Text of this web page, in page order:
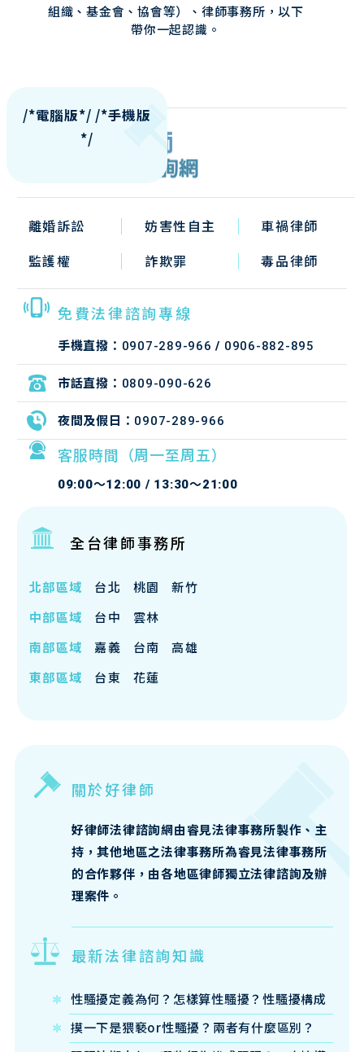
組織、基金會、協會等）、律師事務所，以下
帶你一起認識。
/*電腦版*/ /*手機版
*/
關於好律師
好律師法律諮詢網由睿見法律事務所製作、主
持，其他地區之法律事務所為睿見法律事務所
的合作夥伴，由各地區律師獨立法律諮詢及辦
理案件。
最新法律諮詢知識
性騷擾定義為何？怎樣算性騷擾？性騷擾構成
要件、法律責任律師來說明
摸一下是猥褻or性騷擾？兩者有什麼區別？
離婚訴訟 妨害性自主
車禍律師
監護權
詐欺罪 毒品律師
免費法律諮詢專線
手機直撥： 0907-289-966 / 0906-882-895
市話直撥： 0809-090-626
客服時間（周一至周五）
09:00～12:00 / 13:30～21:00
夜間及假日： 0907-289-966
全台律師事務所
北部區域 台北 桃園 新竹
南部區域 嘉義 台南 高雄
中部區域 台中 雲林
東部區域 台東 花蓮